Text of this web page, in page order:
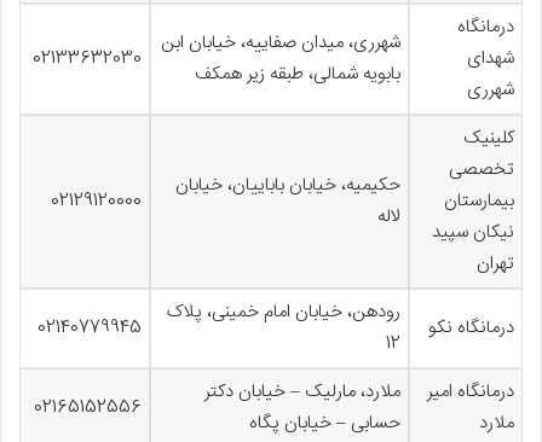
درمانگاه
شهدای
شهرری
شهرری، میدان صفاییه، خیابان ابن
بابویه شمالی، طبقه زیر همکف
02133632030
کلینیک
تخصصی
بیمارستان
نیکان سپید
تهران
حکیمیه، خیابان باباییان، خیابان
لاله
02129120000
درمانگاه نکو
رودهن، خیابان امام خمینی، پلاک
12
02140779945
درمانگاه امیر
ملارد
ملارد، مارلیک – خیابان دکتر
حسابی – خیابان پگاه
02165152556